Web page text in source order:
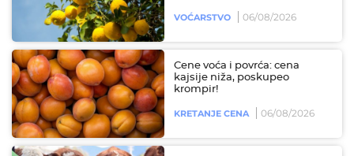
VOĆARSTVO 06/08/2026
Cene voća i povrća: cena
kajsije niža, poskupeo
krompir!
KRETANJE CENA 06/08/2026